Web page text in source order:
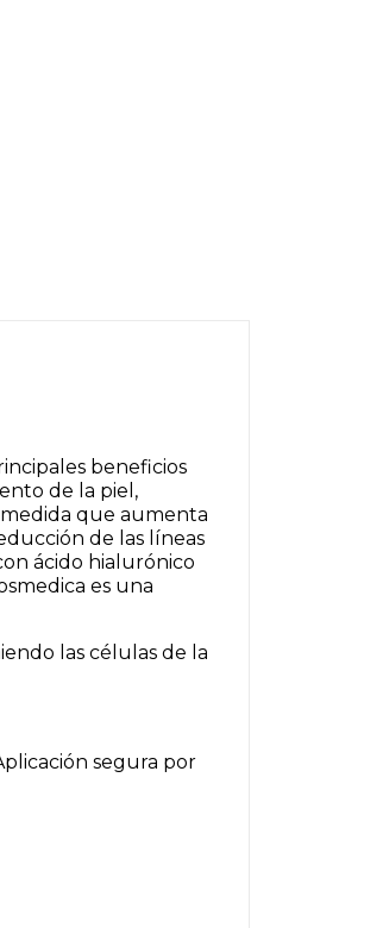
beneficios
de la piel,
que aumenta
de las líneas
ácido hialurónico
es una
las células de la
segura por